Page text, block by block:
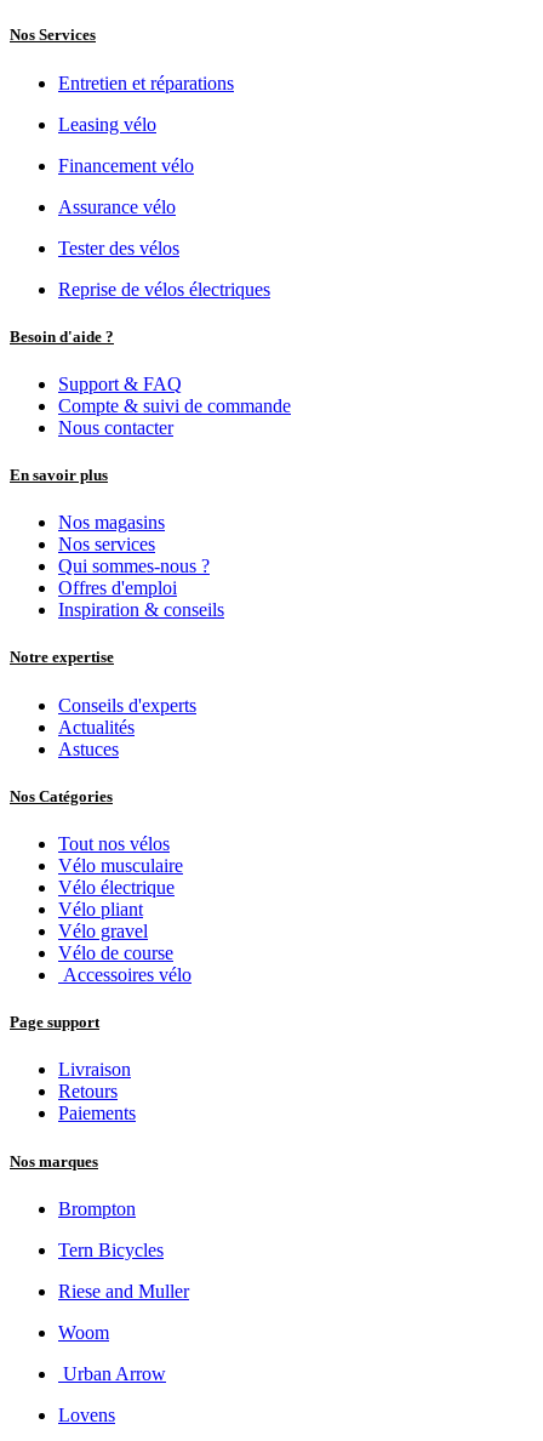
Nos Services
Entretien et réparations
Leasing vélo
Financement vélo
Assurance vélo
Tester des vélos
Reprise de vélos électriques
Besoin d'aide ?
Support & FAQ
Compte & suivi de commande
Nous contacter
En savoir plus
Nos magasins
Nos services
Qui sommes-nous ?
Offres d'emploi
Inspiration & conseils
Notre expertise
Conseils d'experts
Actualités
Astuces
Nos Catégories
Tout nos vélos
Vélo musculaire
Vélo électrique
Vélo pliant
Vélo gravel
Vélo de course
Accessoires vélo
Page support
Livraison
Retours
Paiements
Nos marques
Brompton
Tern Bicycles
Riese and Muller
Woom
Urban Arrow
Lovens